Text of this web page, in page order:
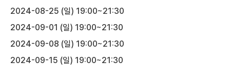
2024-08-25 (일) 19:00~21:30
2024-09-01 (일) 19:00~21:30
2024-09-08 (일) 19:00~21:30
2024-09-15 (일) 19:00~21:30